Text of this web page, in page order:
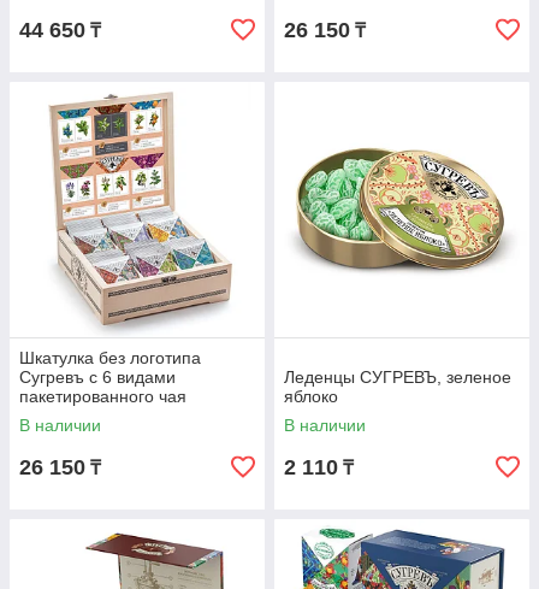
44 650 ₸ 26 150 ₸
Шкатулка без логотипа
Сугревъ с 6 видами
пакетированного чая
В наличии
26 150 ₸
Леденцы СУГРЕВЪ, зеленое
яблоко
В наличии
2 110 ₸